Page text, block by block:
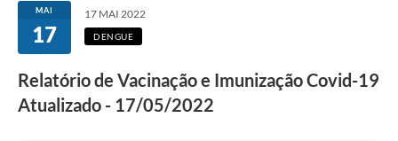
MAI
17
17 MAI 2022
DENGUE
Relatório de Vacinação e Imunização Covid-19
Atualizado - 17/05/2022